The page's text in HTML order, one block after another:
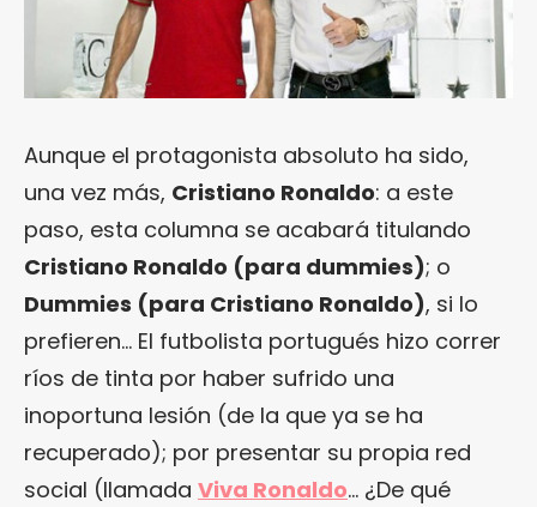
Aunque el protagonista absoluto ha sido,
una vez más, Cristiano Ronaldo: a este
paso, esta columna se acabará titulando
Cristiano Ronaldo (para dummies); o
Dummies (para Cristiano Ronaldo), si lo
prefieren… El futbolista portugués hizo correr
ríos de tinta por haber sufrido una
inoportuna lesión (de la que ya se ha
recuperado); por presentar su propia red
social (llamada Viva Ronaldo… ¿De qué